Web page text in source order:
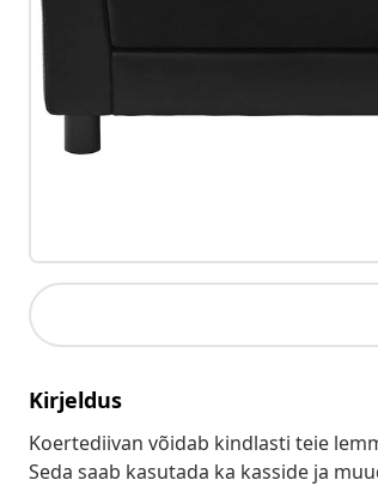
Kirjeldus
Koertediivan võidab kindlasti teie
Seda saab kasutada ka kasside ja